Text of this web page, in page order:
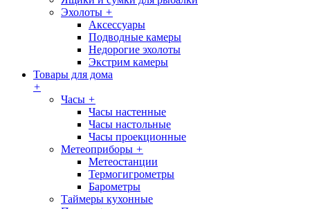
Эхолоты +
Аксессуары
Подводные камеры
Недорогие эхолоты
Экстрим камеры
Товары для дома
+
Часы +
Часы настенные
Часы настольные
Часы проекционные
Метеоприборы +
Метеостанции
Термогигрометры
Барометры
Таймеры кухонные